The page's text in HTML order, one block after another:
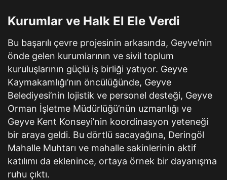
Kurumlar ve Halk El Ele Verdi
Bu başarılı çevre projesinin arkasında, Geyve’nin
önde gelen kurumlarının ve sivil toplum
kuruluşlarının güçlü iş birliği yatıyor. Geyve
Kaymakamlığı’nın öncülüğünde, Geyve
Belediyesi’nin lojistik ve personel desteği, Geyve
Orman İşletme Müdürlüğü’nün uzmanlığı ve
Geyve Kent Konseyi’nin koordinasyon yeteneği
bir araya geldi. Bu dörtlü sacayağına, Deringöl
Mahalle Muhtarı ve mahalle sakinlerinin aktif
katılımı da eklenince, ortaya örnek bir dayanışma
ruhu çıktı.